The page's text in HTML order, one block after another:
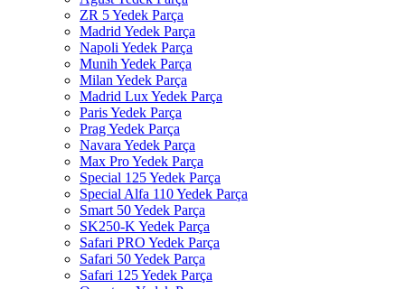
ZR 5 Yedek Parça
Madrid Yedek Parça
Napoli Yedek Parça
Munih Yedek Parça
Milan Yedek Parça
Madrid Lux Yedek Parça
Paris Yedek Parça
Prag Yedek Parça
Navara Yedek Parça
Max Pro Yedek Parça
Special 125 Yedek Parça
Special Alfa 110 Yedek Parça
Smart 50 Yedek Parça
SK250-K Yedek Parça
Safari PRO Yedek Parça
Safari 50 Yedek Parça
Safari 125 Yedek Parça